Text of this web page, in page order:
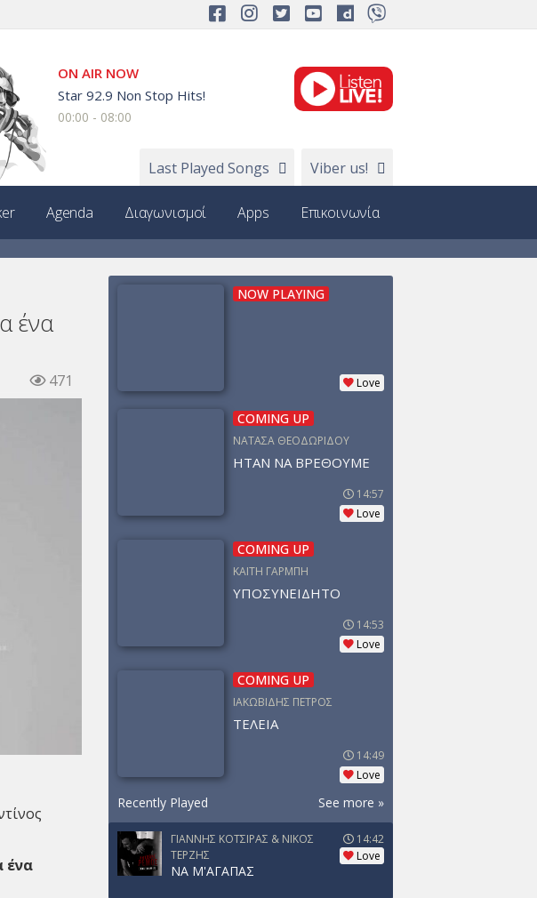
ON AIR NOW
Star 92.9 Non Stop Hits!
00:00 - 08:00
Last Played Songs Viber us!
Agenda Διαγωνισμοί Apps Επικοινωνία
ένα
471
ένα
NOW PLAYING
Love
COMING UP
ΝΑΤΑΣΑ ΘΕΟΔΩΡΙΔΟΥ
ΗΤΑΝ ΝΑ ΒΡΕΘΟΥΜΕ
14:57
Love
COMING UP
ΚΑΙΤΗ ΓΑΡΜΠΗ
ΥΠΟΣΥΝΕΙΔΗΤΟ
14:53
Love
COMING UP
ΙΑΚΩΒΙΔΗΣ ΠΕΤΡΟΣ
ΤΕΛΕΙΑ
14:49
Love
Recently Played See more »
ΓΙΑΝΝΗΣ ΚΟΤΣΙΡΑΣ & ΝΙΚΟΣ
ΤΕΡΖΗΣ
ΝΑ Μ'ΑΓΑΠΑΣ
14:42
Love